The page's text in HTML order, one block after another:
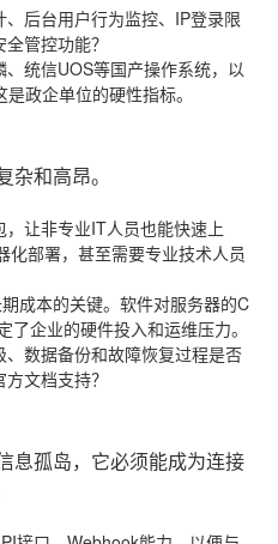
、后台用户行为监控、IP登录限
管控功能？
、统信UOS等国产操作系统，以
政企单位的硬性指标。
杂和高昂。
，让非专业IT人员也能快速上
化部署，甚至需要专业技术人员
期成本的关键。软件对服务器的C
企业的硬件投入和运维压力。
、数据备份和故障恢复过程是否
文档支持？
息孤岛，它必须能成为连接